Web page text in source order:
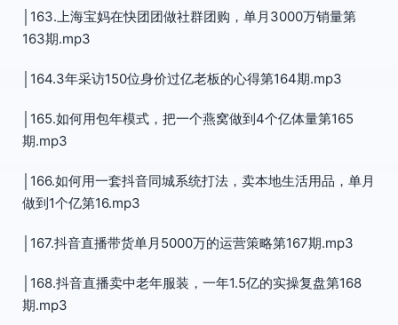
│163.上海宝妈在快团团做社群团购，单月3000万销量第
163期.mp3
│164.3年采访150位身价过亿老板的心得第164期.mp3
│165.如何用包年模式，把一个燕窝做到4个亿体量第165
期.mp3
│166.如何用一套抖音同城系统打法，卖本地生活用品，单月
做到1个亿第16.mp3
│167.抖音直播带货单月5000万的运营策略第167期.mp3
│168.抖音直播卖中老年服装，一年1.5亿的实操复盘第168
期.mp3